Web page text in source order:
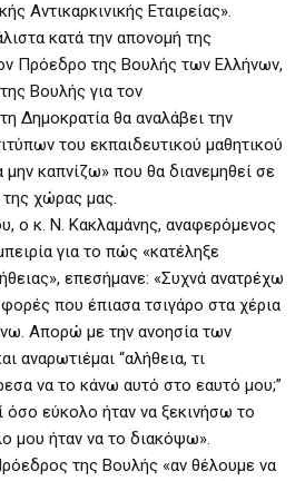
Αντικαρκινικής Εταιρείας».
κατά την απονομή της
Πρόεδρο της Βουλής των Ελλήνων,
Βουλής για τον
Δημοκρατία θα αναλάβει την
του εκπαιδευτικού μαθητικού
καπνίζω» που θα διανεμηθεί σε
χώρας μας.
ο κ. Ν. Κακλαμάνης, αναφερόμενος
για το πώς «κατέληξε
επεσήμανε: «Συχνά ανατρέχω
που έπιασα τσιγάρο στα χέρια
Απορώ με την ανοησία των
αναρωτιέμαι “αλήθεια, τι
να το κάνω αυτό στο εαυτό μου;”
όσο εύκολο ήταν να ξεκινήσω το
μου ήταν να το διακόψω».
της Βουλής «αν θέλουμε να